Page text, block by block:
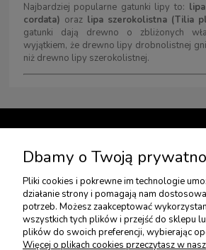
Najbardziej popularne gatunki lipy to:
cordata) oraz lipa szerokolistna (Tilia
gatunki dają drewno o zbliżonych
wyjątkiem, że drewno lipy drobnolistnej
niż drewno lipy szerokolistnej.
USŁUGI
PŁATNOŚCI I
Dbamy o Twoją
Pliki cookies i pokrewne im technologie
działanie strony i pomagają nam
potrzeb. Możesz zaakceptować
wszystkich tych plików i przejść do sklepu
plików do swoich preferencji, wybierając
Więcej o plikach cookies przeczytasz w